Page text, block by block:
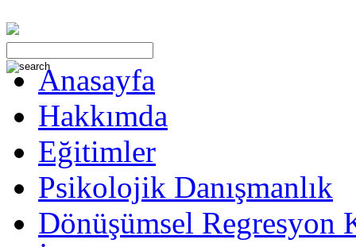
Anasayfa
Hakkımda
Eğitimler
Psikolojik Danışmanlık
Dönüşümsel Regresyon